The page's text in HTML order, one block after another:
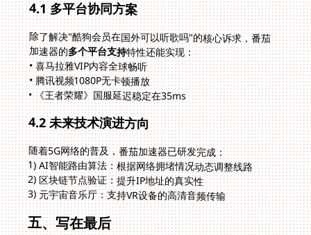
4.1 多平台协同方案
除了解决"酷狗会员在国外可以听歌吗"的核心诉求，番茄
加速器的多个平台支持特性还能实现：
• 喜马拉雅VIP内容全球畅听
• 腾讯视频1080P无卡顿播放
• 《王者荣耀》国服延迟稳定在35ms
4.2 未来技术演进方向
随着5G网络的普及，番茄加速器已研发完成：
1) AI智能路由算法：根据网络拥堵情况动态调整线路
2) 区块链节点验证：提升IP地址的真实性
3) 元宇宙音乐厅：支持VR设备的高清音频传输
五、写在最后